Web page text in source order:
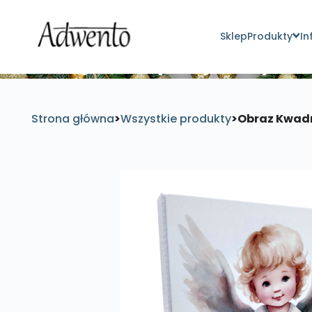
SklepProdukty
Strona główna>Wszystkie produkty>Obraz